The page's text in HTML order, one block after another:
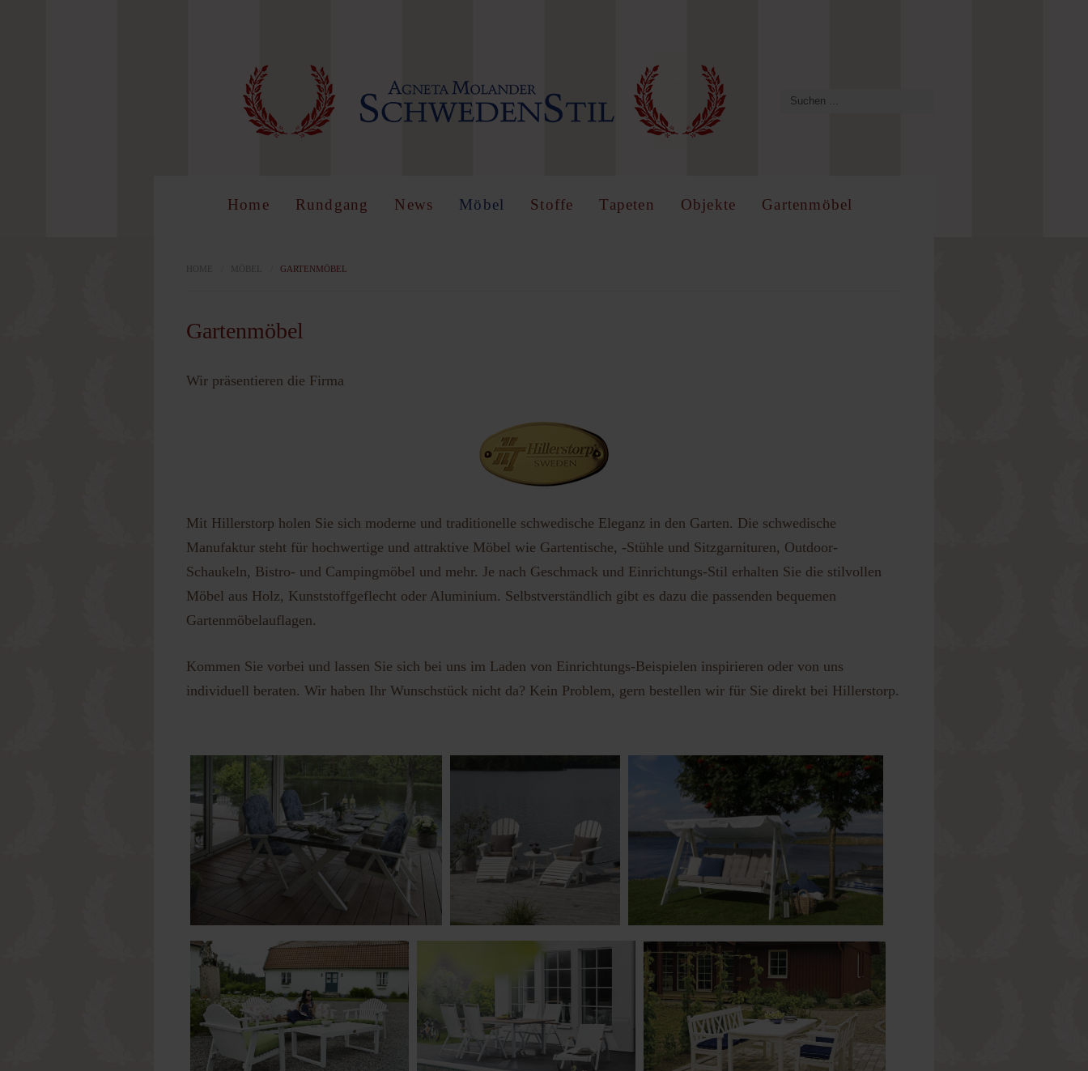
Home Rundgang News Möbel Stoffe Tapeten Objekte Gartenmöbel
HOME MÖBEL GARTENMÖBEL
Gartenmöbel
Wir präsentieren die Firma
Mit Hillerstorp holen Sie sich moderne und traditionelle schwedische Eleganz in den Garten. Die schwedische
Manufaktur steht für hochwertige und attraktive Möbel wie Gartentische, -Stühle und Sitzgarnituren, Outdoor-
Schaukeln, Bistro- und Campingmöbel und mehr. Je nach Geschmack und Einrichtungs-Stil erhalten Sie die stilvollen
Möbel aus Holz, Kunststoffgeflecht oder Aluminium. Selbstverständlich gibt es dazu die passenden bequemen
Gartenmöbelauflagen.
Kommen Sie vorbei und lassen Sie sich bei uns im Laden von Einrichtungs-Beispielen inspirieren oder von uns
individuell beraten. Wir haben Ihr Wunschstück nicht da? Kein Problem, gern bestellen wir für Sie direkt bei Hillerstorp.
LOG IN